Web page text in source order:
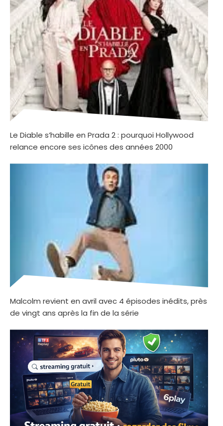
Le Diable s’habille en Prada 2 : pourquoi Hollywood
relance encore ses icônes des années 2000
Malcolm revient en avril avec 4 épisodes inédits, près
de vingt ans après la fin de la série